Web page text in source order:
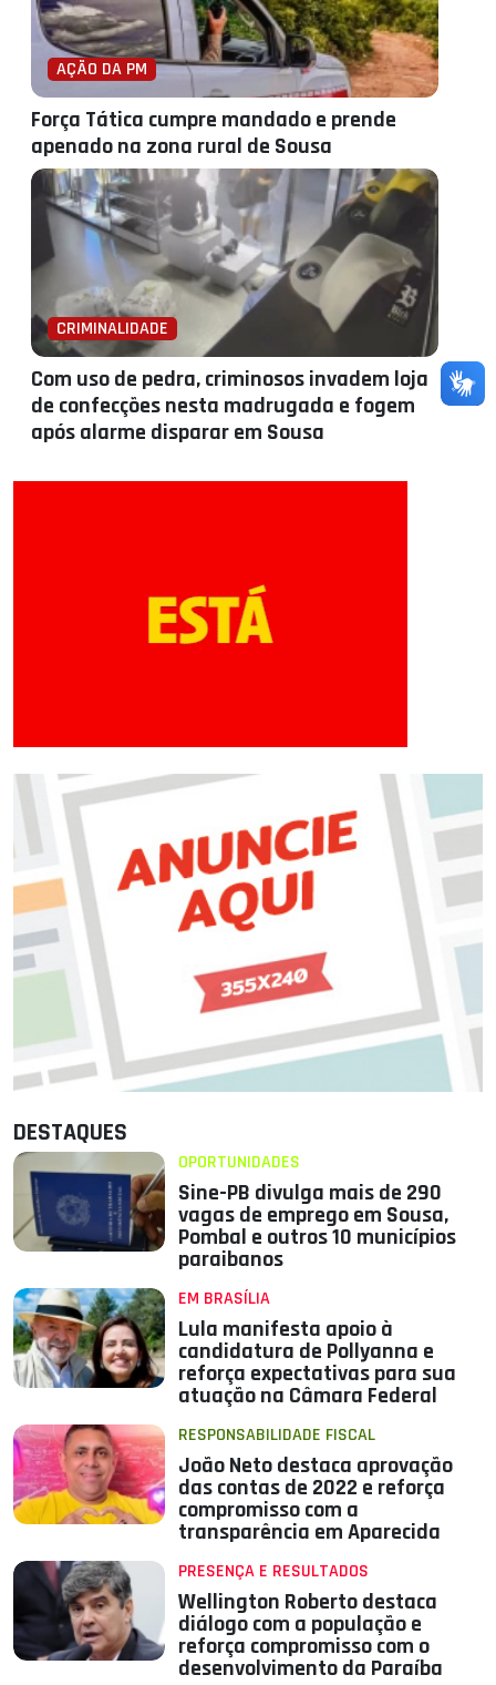
AÇÃO DA PM
Força Tática cumpre mandado e prende
apenado na zona rural de Sousa
CRIMINALIDADE
Com uso de pedra, criminosos invadem loja
de confecções nesta madrugada e fogem
após alarme disparar em Sousa
DESTAQUES
OPORTUNIDADES
Sine-PB divulga mais de 290
vagas de emprego em Sousa,
Pombal e outros 10 municípios
paraibanos
EM BRASÍLIA
Lula manifesta apoio à
candidatura de Pollyanna e
reforça expectativas para sua
atuação na Câmara Federal
RESPONSABILIDADE FISCAL
João Neto destaca aprovação
das contas de 2022 e reforça
compromisso com a
transparência em Aparecida
PRESENÇA E RESULTADOS
Wellington Roberto destaca
diálogo com a população e
reforça compromisso com o
desenvolvimento da Paraíba